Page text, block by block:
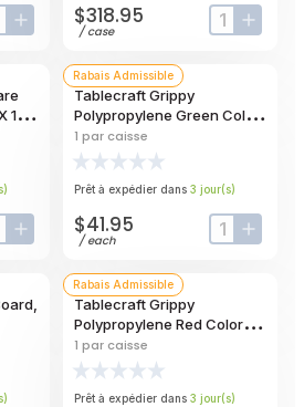
label
button-plus
$318.95
/case input-label
12 X
label
button-plus
Rabais Admissible
Tablecraft Grippy
Polypropylene Green Color
Coded Cutting Board With
Tpe Grips, 24 X 18 X 0.625
Inch
1 par caisse
Prêt à expédier dans 3 jour(s)
$41.95
/each input-label
Rabais Admissible
Tablecraft Grippy
Polypropylene Red Color
Coded Cutting Board With
Tpe Grips, 24 X 18 X 0.625
Inch
1 par caisse
Prêt à expédier dans 3 jour(s)